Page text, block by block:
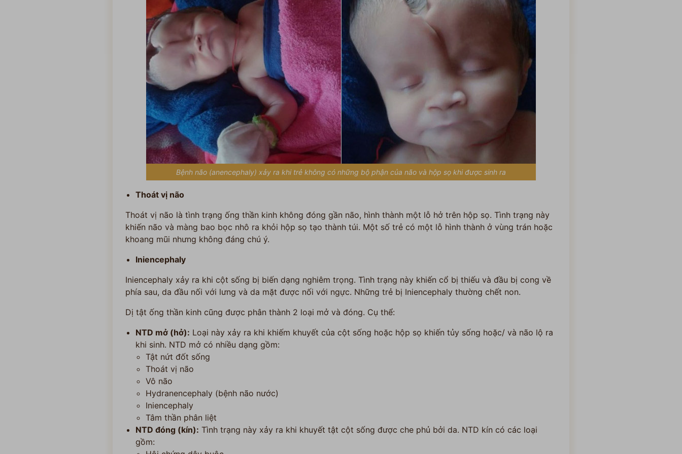
Bệnh não (anencephaly) xảy ra khi trẻ không có những bộ phận của não và hộp sọ khi được sinh ra
Thoát vị não
Thoát vị não là tình trạng ống thần kinh không đóng gần não, hình thành một lỗ hở trên hộp sọ. Tình trạng này
khiến não và màng bao bọc nhô ra khỏi hộp sọ tạo thành túi. Một số trẻ có một lỗ hình thành ở vùng trán hoặc
khoang mũi nhưng không đáng chú ý.
Iniencephaly
Iniencephaly xảy ra khi cột sống bị biến dạng nghiêm trọng. Tình trạng này khiến cổ bị thiếu và đầu bị cong về
phía sau, da đầu nối với lưng và da mặt được nối với ngực. Những trẻ bị Iniencephaly thường chết non.
Dị tật ống thần kinh cũng được phân thành 2 loại mở và đóng. Cụ thể:
NTD mở (hở): Loại này xảy ra khi khiếm khuyết của cột sống hoặc hộp sọ khiến tủy sống hoặc/ và não lộ ra
khi sinh. NTD mở có nhiều dạng gồm:
Tật nứt đốt sống
Thoát vị não
Vô não
Hydranencephaly (bệnh não nước)
Iniencephaly
Tâm thần phân liệt
NTD đóng (kín): Tình trạng này xảy ra khi khuyết tật cột sống được che phủ bởi da. NTD kín có các loại
gồm: